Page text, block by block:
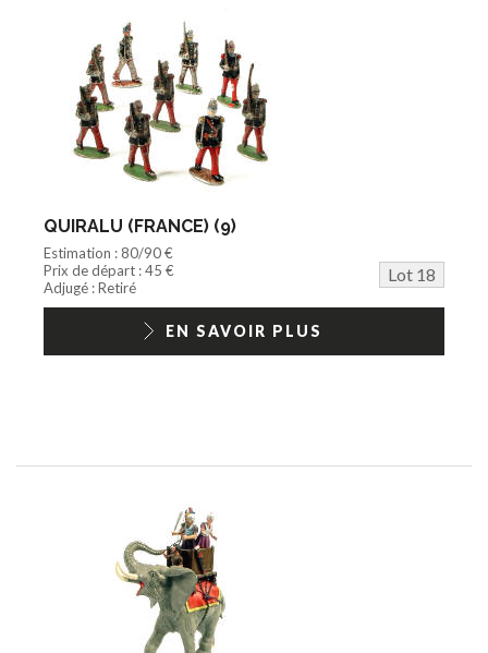
QUIRALU (FRANCE) (9)
Estimation : 80/90 €
Prix de départ : 45 €
Lot 18
Adjugé : Retiré
EN SAVOIR PLUS